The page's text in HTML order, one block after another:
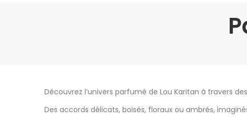
Découvrez l’univers parfumé de Lou Karitan à travers
Des accords délicats, boisés, floraux ou ambrés,